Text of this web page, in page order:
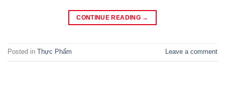
CONTINUE READING →
Posted in Thực Phẩm Leave a comment